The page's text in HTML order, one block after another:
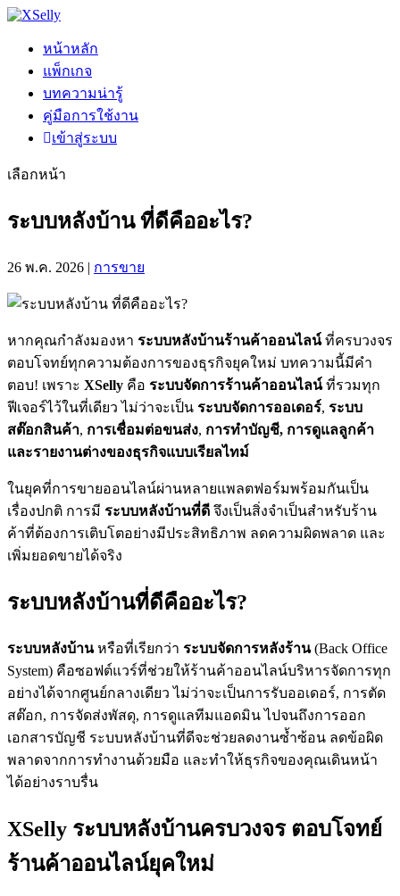
หน้าหลัก
แพ็กเกจ
บทความน่ารู้
คู่มือการใช้งาน
เข้าสู่ระบบ
เลือกหน้า
ระบบหลังบ้าน ที่ดีคืออะไร?
26 พ.ค. 2026 | การขาย
หากคุณกำลังมองหา ระบบหลังบ้านร้านค้าออนไลน์ที่ครบวงจร
ตอบโจทย์ทุกความต้องการของธุรกิจยุคใหม่ บทความนี้มีคำ
ตอบ! เพราะ XSelly คือ ระบบจัดการร้านค้าออนไลน์ที่รวมทุก
ฟีเจอร์ไว้ในที่เดียว ไม่ว่าจะเป็น ระบบจัดการออเดอร์, ระบบ
สต๊อกสินค้า, การเชื่อมต่อขนส่ง, การทำบัญชี, การดูแลลูกค้า
และรายงานต่างของธุรกิจแบบเรียลไทม์
ในยุคที่การขายออนไลน์ผ่านหลายแพลตฟอร์มพร้อมกันเป็น
เรื่องปกติ การมี ระบบหลังบ้านที่ดี จึงเป็นสิ่งจำเป็นสำหรับร้าน
ค้าที่ต้องการเติบโตอย่างมีประสิทธิภาพ ลดความผิดพลาด และ
เพิ่มยอดขายได้จริง
ระบบหลังบ้านที่ดีคืออะไร?
ระบบหลังบ้านหรือที่เรียกว่า ระบบจัดการหลังร้าน(Back Office
System) คือซอฟต์แวร์ที่ช่วยให้ร้านค้าออนไลน์บริหารจัดการทุก
อย่างได้จากศูนย์กลางเดียว ไม่ว่าจะเป็นการรับออเดอร์, การตัด
สต๊อก, การจัดส่งพัสดุ, การดูแลทีมแอดมิน ไปจนถึงการออก
เอกสารบัญชี ระบบหลังบ้านที่ดีจะช่วยลดงานซ้ำซ้อน ลดข้อผิด
พลาดจากการทำงานด้วยมือ และทำให้ธุรกิจของคุณเดินหน้า
ได้อย่างราบรื่น
XSelly ระบบหลังบ้านครบวงจร ตอบโจทย์
ร้านค้าออนไลน์ยุคใหม่